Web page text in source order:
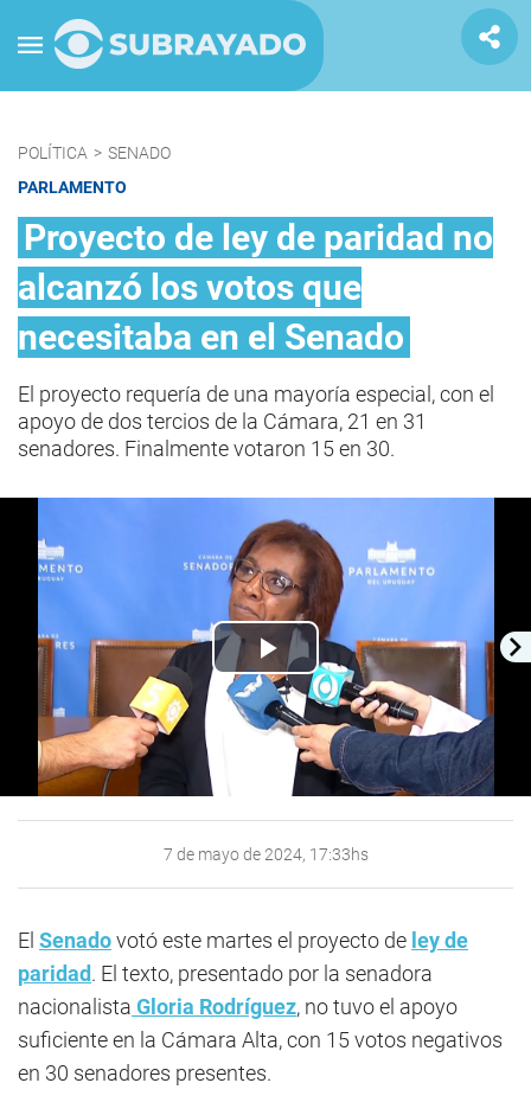
POLÍTICA > SENADO
PARLAMENTO
Proyecto de ley de paridad no
alcanzó los votos que
necesitaba en el Senado
El proyecto requería de una mayoría especial, con el
apoyo de dos tercios de la Cámara, 21 en 31
senadores. Finalmente votaron 15 en 30.
Play
Video
7 de mayo de 2024, 17:33hs
El Senadovotó este martes el proyecto de ley de
paridad. El texto, presentado por la senadora
nacionalista Gloria Rodríguez, no tuvo el apoyo
suficiente en la Cámara Alta, con 15 votos negativos
en 30 senadores presentes.